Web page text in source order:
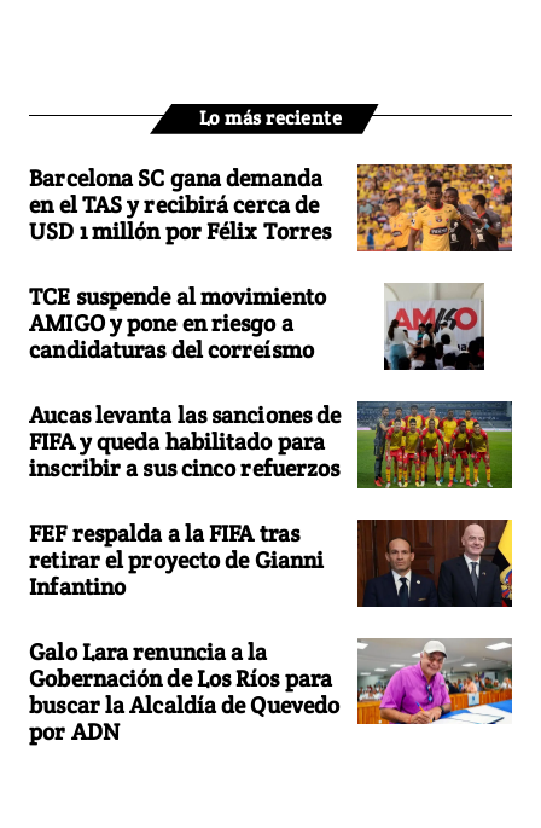
Lo más reciente
Barcelona SC gana demanda
en el TAS y recibirá cerca de
USD 1 millón por Félix Torres
TCE suspende al movimiento
AMIGO y pone en riesgo a
candidaturas del correísmo
Aucas levanta las sanciones de
FIFA y queda habilitado para
inscribir a sus cinco refuerzos
FEF respalda a la FIFA tras
retirar el proyecto de Gianni
Infantino
Galo Lara renuncia a la
Gobernación de Los Ríos para
buscar la Alcaldía de Quevedo
por ADN